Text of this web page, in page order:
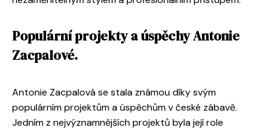
Populární projekty a úspěchy Antonie
Zacpalové.
Antonie Zacpalová se stala známou díky svým
populárním projektům a úspěchům v české zábavě.
Jedním z nejvýznamnějších projektů byla její role